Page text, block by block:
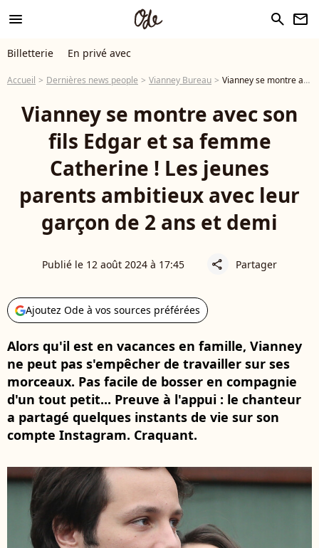
menu search newsletter
Billetterie En privé avec
Accueil Dernières news people Vianney Bureau Vianney se montre avec son fils Edgar et sa femme Catherine ! Les jeunes parents ambitieux avec leur garçon de 2 ans et demi
Vianney se montre avec son
fils Edgar et sa femme
Catherine ! Les jeunes
parents ambitieux avec leur
garçon de 2 ans et demi
Publié le 12 août 2024 à 17:45 share Partager
Ajoutez Ode à vos sources préférées
Alors qu'il est en vacances en famille, Vianney
ne peut pas s'empêcher de travailler sur ses
morceaux. Pas facile de bosser en compagnie
d'un tout petit... Preuve à l'appui : le chanteur
a partagé quelques instants de vie sur son
compte Instagram. Craquant.